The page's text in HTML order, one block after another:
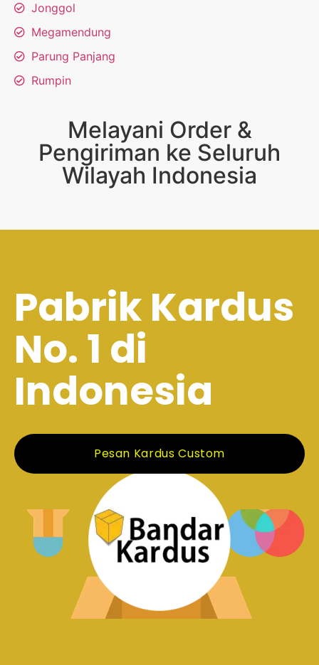
Jonggol
Megamendung
Parung Panjang
Rumpin
Melayani Order &
Pengiriman ke Seluruh
Wilayah Indonesia
Pabrik Kardus
No. 1 di
Indonesia
Pesan Kardus Custom